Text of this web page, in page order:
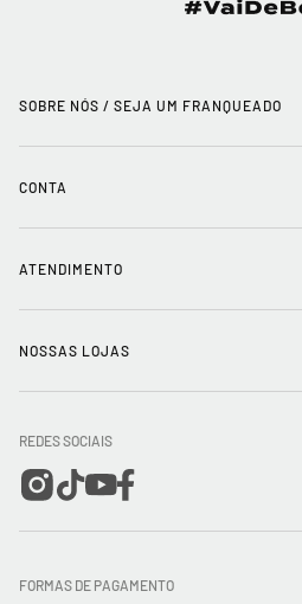
SOBRE NÓS / SEJA UM FRANQUEADO
Trabalhe conosco
Mapa do Site
CONTA
Meus pedidos
Wishlist
ATENDIMENTO
Entrega e Frete
Trocas e Devoluções
Direito de Arrependimento
NOSSAS LOJAS
REDES SOCIAIS
FORMAS DE PAGAMENTO